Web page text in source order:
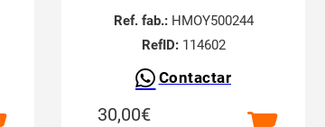
Ref. fab.:HMOY500244
RefID:114602
Contactar
30,00€